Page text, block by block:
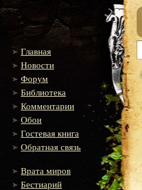
Главная
Новости
Форум
Библиотека
Комментарии
Обои
Гостевая книга
Обратная связь
Врата миров
Бестиарий